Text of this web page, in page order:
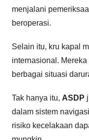
menjalani
beroperasi.
Selain itu, kru kapal
internasional.
berbagai situasi
Tak hanya itu, ASDP
dalam sistem
risiko kecelakaan